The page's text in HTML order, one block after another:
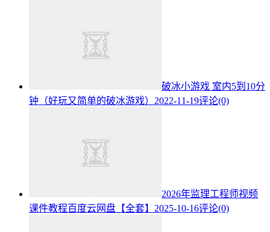
破冰小游戏 室内5到10分
钟（好玩又简单的破冰游戏） 2022-11-19评论(0)
2026年监理工程师视频
课件教程百度云网盘【全套】 2025-10-16评论(0)